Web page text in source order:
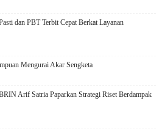
dan PBT Terbit Cepat Berkat Layanan
Mengurai Akar Sengketa
Arif Satria Paparkan Strategi Riset Berdampak